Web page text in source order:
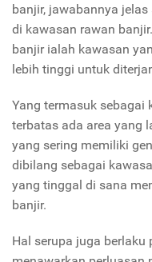
banjir, jawabannya
di kawasan rawan
banjir ialah kawasan
lebih tinggi untuk
Yang termasuk sebagai
terbatas ada area yang
yang sering memiliki
dibilang sebagai
yang tinggal di sana
banjir.
Hal serupa juga berlaku